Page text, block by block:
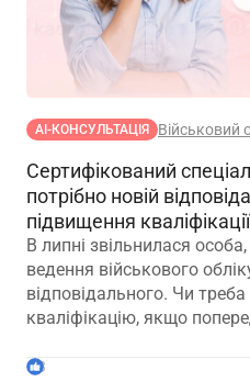
АІ-КОНСУЛЬТАЦІЯ Військовий
Сертифікований
потрібно новій
підвищення кваліфікації
В липні звільнилася
ведення військового
відповідального. Чи
кваліфікацію, якщо
3